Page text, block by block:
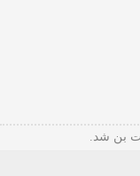
بن شد.